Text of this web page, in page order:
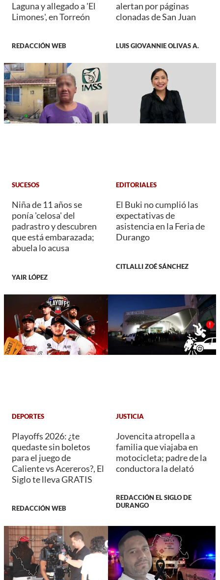
Laguna y allegado a 'El
Limones', en Torreón
REDACCIÓN WEB
alertan por páginas
clonadas de San Juan
LUIS GIOVANNIE OLIVAS A.
SUCESOS
Niña de 11 años se
ponía 'celosa' del
padrastro y descubren
que está embarazada;
abuela lo acusa
YAIR LÓPEZ
EDITORIALES
El Buki no cumplió las
expectativas de
asistencia en la Feria de
Durango
CITLALLI ZOÉ SÁNCHEZ
DEPORTES
Playoffs 2026: ¿te
quedaste sin boletos
para el juego de
Caliente vs Acereros?, El
Siglo te lleva GRATIS
REDACCIÓN WEB
JUSTICIA
Jovencita atropella a
familia que viajaba en
motocicleta; padre de la
conductora la delató
REDACCIÓN EL SIGLO DE
DURANGO